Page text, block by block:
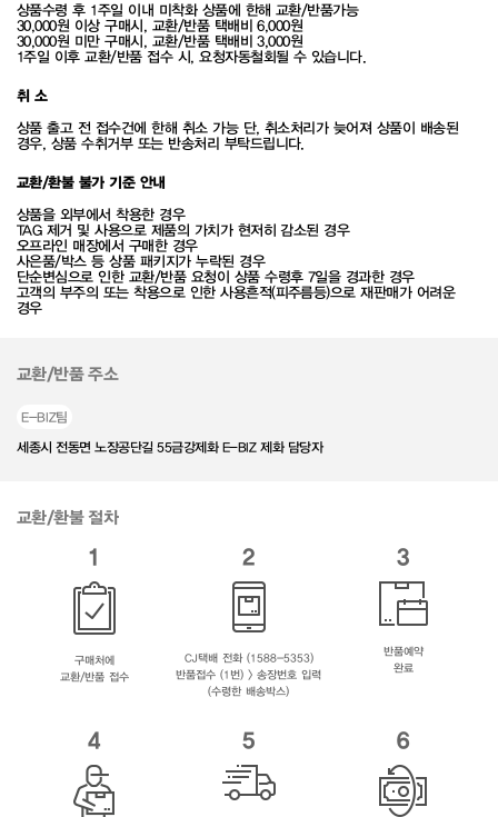
상품수령 후 1주일 이내 미착화 상품에 한해 교환/반품가능
30,000원 이상 구매시, 교환/반품 택배비 6,000원
30,000원 미만 구매시, 교환/반품 택배비 3,000원
1주일 이후 교환/반품 접수 시, 요청자동철회될 수 있습니다.
취 소
상품 출고 전 접수건에 한해 취소 가능 단, 취소처리가 늦어져 상품이 배송된
경우, 상품 수취거부 또는 반송처리 부탁드립니다.
교환/환불 불가 기준 안내
상품을 외부에서 착용한 경우
TAG 제거 및 사용으로 제품의 가치가 현저히 감소된 경우
오프라인 매장에서 구매한 경우
사은품/박스 등 상품 패키지가 누락된 경우
단순변심으로 인한 교환/반품 요청이 상품 수령후 7일을 경과한 경우
고객의 부주의 또는 착용으로 인한 사용흔적(피주름등)으로 재판매가 어려운
경우
교환/반품 주소
E-BIZ팀
세종시 전동면 노장공단길 55금강제화 E-BIZ 제화 담당자
교환/환불 절차
1
구매처에
교환/반품 접수
2
CJ택배 전화 (1588-5353)
반품접수 (1번) > 송장번호 입력
(수령한 배송박스)
3
반품예약
완료
4 5 6